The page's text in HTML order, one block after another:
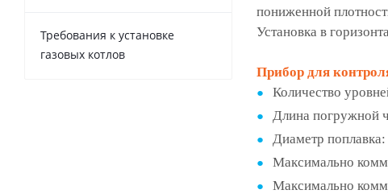
пониженной
Установка в
Прибор для
Количество
Длина погружной
Диаметр
Максимально
Максимально
Требования к установке
газовых котлов